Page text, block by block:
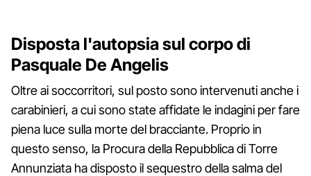
Disposta l'autopsia sul corpo di
Pasquale De Angelis
Oltre ai soccorritori, sul posto sono intervenuti anche i
carabinieri, a cui sono state affidate le indagini per fare
piena luce sulla morte del bracciante. Proprio in
questo senso, la Procura della Repubblica di Torre
Annunziata ha disposto il sequestro della salma del